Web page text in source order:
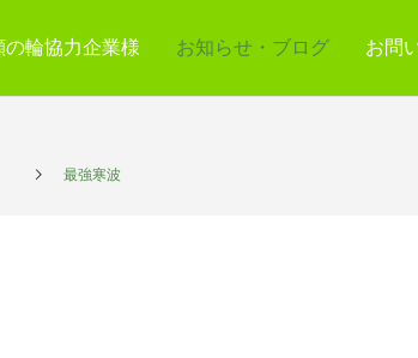
の輪協力企業様 お知らせ・ブログ お問
最強寒波